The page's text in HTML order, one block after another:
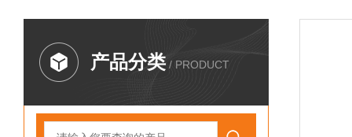
产品分类 / PRODUCT